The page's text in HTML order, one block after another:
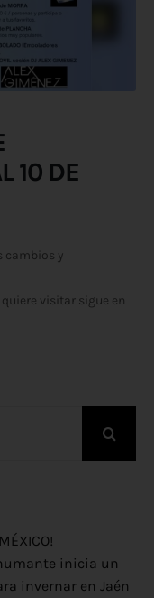
10 DE
cambios y
quiere visitar sigue en
inicia un
invernar en Jaén